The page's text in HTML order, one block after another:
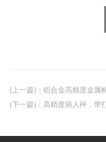
(上一篇) ： 铝合金高精度金属
(下一篇) ： 高精度病人秤，带